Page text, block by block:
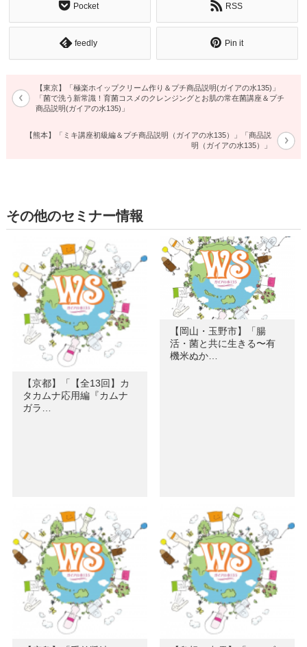
Pocket RSS
feedly Pin it
【東京】「極楽ホイップクリーム作り＆プチ商品説明(ガイアの水135)」
「菌で洗う新常識！育菌コスメのクレンジングとお肌の常在菌講座＆プチ
商品説明(ガイアの水135)」
【熊本】「ミキ講座初級編＆プチ商品説明（ガイアの水135）」「商品説
明（ガイアの水135）」
その他のセミナー情報
【京都】「【全13回】カ
タカムナ応用編『カムナ
ガラ…
【岡山・玉野市】「腸
活・菌と共に生きる〜有
機米ぬか…